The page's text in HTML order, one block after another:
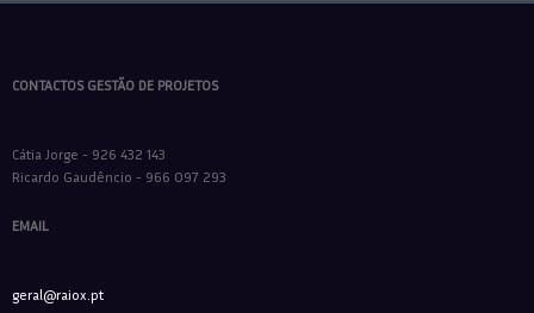
CONTACTOS GESTÃO DE PROJETOS
Cátia Jorge - 926 432 143
Ricardo Gaudêncio - 966 097 293
EMAIL
geral@raiox.pt